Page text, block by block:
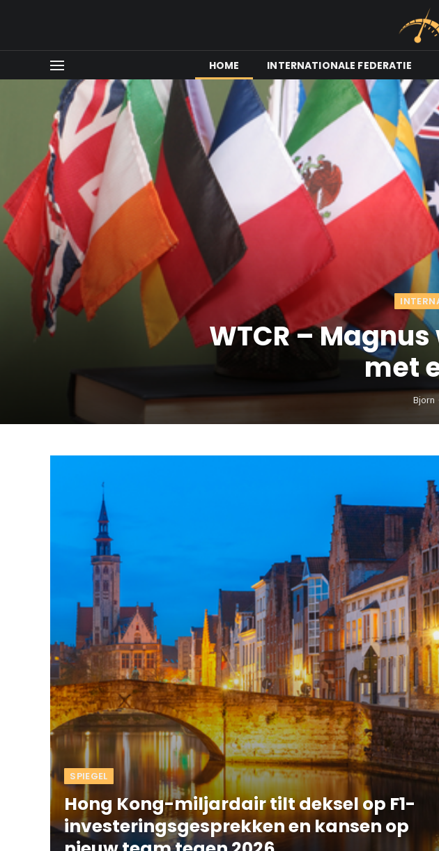
HOME INTERNATIONALE FEDERATIE
WTCR –
met
Bjorn
SPIEGEL
Hong Kong-miljardair tilt deksel op F1-
investeringsgesprekken en kansen op